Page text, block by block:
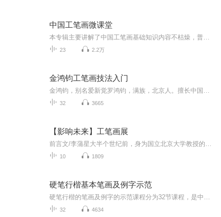
中国工笔画微课堂
23 2.2万
金鸿钧工笔画技法入门
32 3665
【影响未来】工笔画展
10 1809
硬笔行楷基本笔画及例字示范
32 4634